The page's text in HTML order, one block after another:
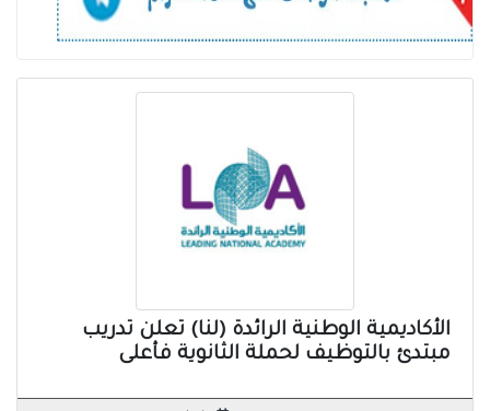
الأكاديمية الوطنية الرائدة (لنا) تعلن تدريب
مبتدئ بالتوظيف لحملة الثانوية فأعلى